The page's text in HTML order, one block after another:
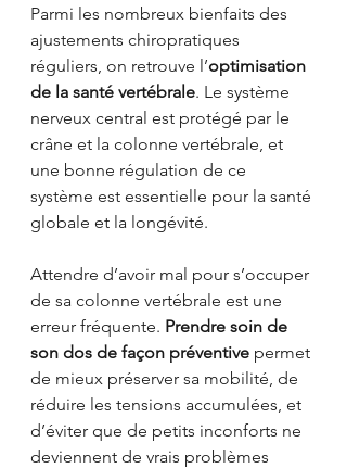
Parmi les nombreux bienfaits des
ajustements chiropratiques
réguliers, on retrouve l’optimisation
de la santé vertébrale. Le système
nerveux central est protégé par le
crâne et la colonne vertébrale, et
une bonne régulation de ce
système est essentielle pour la santé
globale et la longévité.
Attendre d’avoir mal pour s’occuper
de sa colonne vertébrale est une
erreur fréquente. Prendre soin de
son dos de façon préventive permet
de mieux préserver sa mobilité, de
réduire les tensions accumulées, et
d’éviter que de petits inconforts ne
deviennent de vrais problèmes